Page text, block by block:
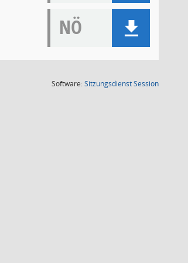
NÖ
Software:SitzungsdienstSession(Wird in